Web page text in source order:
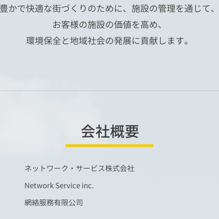
豊かで快適な街づくりのために、施設の管理を通じて、
お客様の施設の価値を高め、
環境保全と地域社会の発展に貢献します。
会社概要
ネットワーク・サービス株式会社
Network Service inc.
網絡服務有限公司